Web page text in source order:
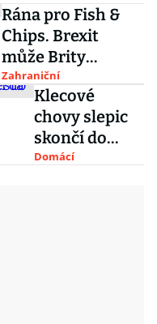
Rána pro Fish &
Chips. Brexit
může Brity
ochudit o nabídku
tresek
Zahraniční
Klecové
chovy slepic
skončí do
sedmi let.
Domácí